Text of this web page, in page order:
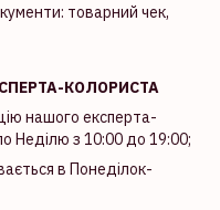
товарний чек,
КОЛОРИСТА
нашого експерта-
Неділю з 10:00 до 19:00;
в Понеділок-